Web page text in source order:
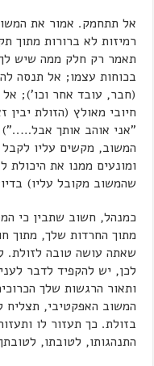
אל תתחמק. אמור את
רמיזות לא ברורות מתוך
תאמר רק חלק ממה שיש לך
בכוחות עצמו; אל תנסה
(חבר, עובד אחר וכו');
חיובי מאולץ (הזולת
"אני אוהב אותך
המשוב, מקשים עליו
ומונעים ממנו את היכולת
שהמשוב מקובל עליו)
כמנהל, חשוב שתבין כי
מתוך החרדות שלך, מתוך
שאתה עושה טובה לזולת.
לכן, יש להקפיד לדבר
ותאור הרגשות שלך
המשוב האפקטיבי, תצליח
בזולת. כך תעזור לו
התנהגותו, לטובתו,